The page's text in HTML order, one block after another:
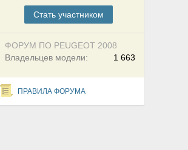
Cтать участником
ФОРУМ ПО PEUGEOT 2008
1 663
Владельцев модели:
ПРАВИЛА ФОРУМА